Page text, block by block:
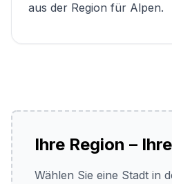
aus der Region für Alpen.
Ihre Region –
Wählen Sie eine Stadt in